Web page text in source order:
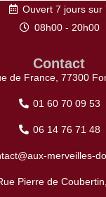
Ouvert 7 jours sur
08h00 - 20h00
Contact
de France, 77300
01 60 70 09 53
06 14 76 71 48
merveilles-
Pierre de